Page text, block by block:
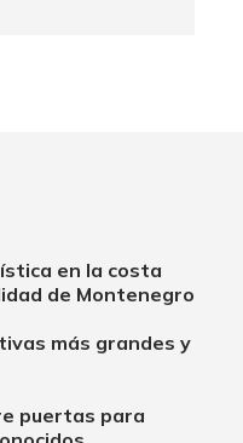
en la costa
de Montenegro
más grandes y
puertas para